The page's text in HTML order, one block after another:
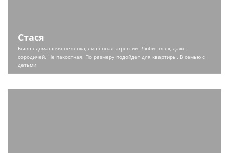
Стася
Бывшедомашняя неженка, лишённая агрессии. Любит всех, даже
сородичей. Не пакостная. По размеру подойдет для квартиры. В семью с
детьми